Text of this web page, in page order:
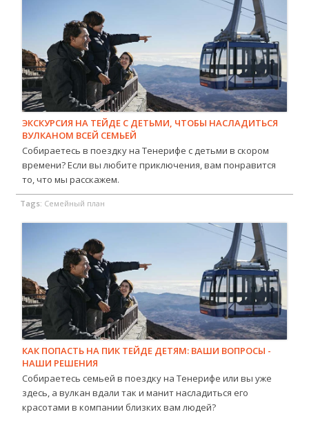
ЭКСКУРСИЯ НА ТЕЙДЕ С ДЕТЬМИ, ЧТОБЫ НАСЛАДИТЬСЯ
ВУЛКАНОМ ВСЕЙ СЕМЬЕЙ
Собираетесь в поездку на Тенерифе с детьми в скором
времени? Если вы любите приключения, вам понравится
то, что мы расскажем.
Tags: Семейный план
КАК ПОПАСТЬ НА ПИК ТЕЙДЕ ДЕТЯМ: ВАШИ ВОПРОСЫ -
НАШИ РЕШЕНИЯ
Собираетесь семьей в поездку на Тенерифе или вы уже
здесь, а вулкан вдали так и манит насладиться его
красотами в компании близких вам людей?